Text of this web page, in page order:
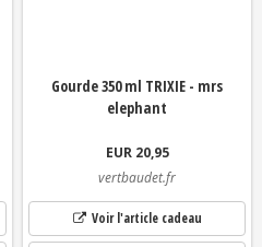
Gourde 350 ml TRIXIE - mrs
elephant
EUR 20,95
vertbaudet.fr
Voir l'article cadeau